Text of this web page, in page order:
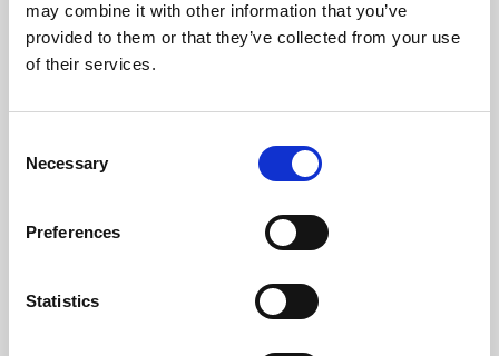
may combine it with other information that you’ve
provided to them or that they’ve collected from your use
of their services.
Selection
Necessary
Preferences
Statistics
Nível Ruido Máximo (Db)
Rendimento
CLASSE DE EFICIÊNCIA